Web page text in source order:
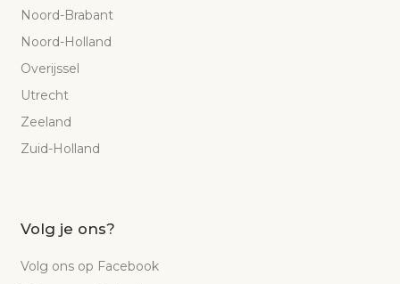
Noord-Brabant
Noord-Holland
Overijssel
Utrecht
Zeeland
Zuid-Holland
Volg je ons?
Volg ons op Facebook